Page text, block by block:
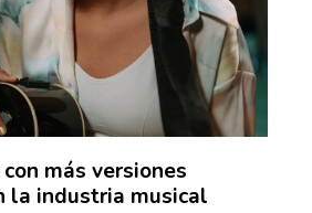
más versiones
la industria musical